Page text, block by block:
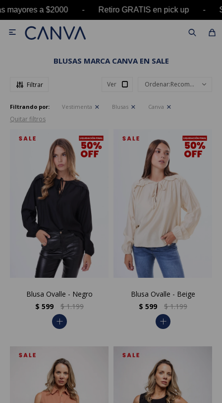
a $2000 - Retiro GRATIS en pick up -

BLUSAS MARCA CANVA EN SALE
Ver Recomendados
Filtrando por: Vestimenta Blusas Canva
Quitar filtros
Blusa Ovalle - Negro
$ 599 $ 1.199
add
Blusa Ovalle - Beige
$ 599 $ 1.199
add